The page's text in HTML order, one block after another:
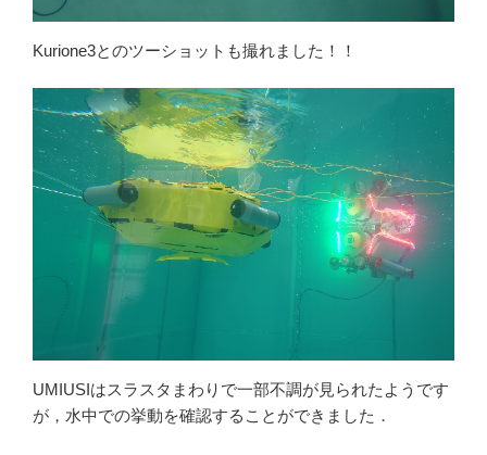
Kurione3とのツーショットも撮れました！！
UMIUSIはスラスタまわりで一部不調が見られたようです
が，水中での挙動を確認することができました．